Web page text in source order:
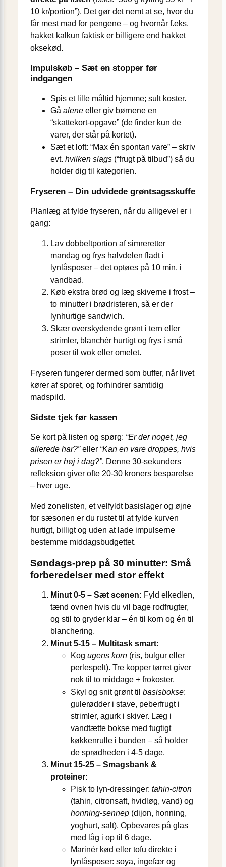
10 kr/portion”). Det gør det nemt at se, hvor du
får mest mad for pengene – og hvornår f.eks.
hakket kalkun faktisk er billigere end hakket
oksekød.
Impulskøb – Sæt en stopper før
indgangen
Spis et lille måltid hjemme; sult koster.
Gå alene eller giv børnene en
“skattekort-opgave” (de finder kun de
varer, der står på kortet).
Sæt et loft: “Max én spontan vare” – skriv
evt. hvilken slags (“frugt på tilbud”) så du
holder dig til kategorien.
Fryseren – Din udvidede grøntsagsskuffe
Planlæg at fylde fryseren, når du alligevel er i
gang:
Lav dobbeltportion af simreretter
mandag og frys halvdelen fladt i
lynlåsposer – det optøes på 10 min. i
vandbad.
Køb ekstra brød og læg skiverne i frost –
to minutter i brødristeren, så er der
lynhurtige sandwich.
Skær overskydende grønt i tern eller
strimler, blanchér hurtigt og frys i små
poser til wok eller omelet.
Fryseren fungerer dermed som buffer, når livet
kører af sporet, og forhindrer samtidig
madspild.
Sidste tjek før kassen
Se kort på listen og spørg: “Er der noget, jeg
allerede har?”eller “Kan en vare droppes, hvis
prisen er høj i dag?”. Denne 30-sekunders
refleksion giver ofte 20-30 kroners besparelse
– hver uge.
Med zonelisten, et velfyldt basislager og øjne
for sæsonen er du rustet til at fylde kurven
hurtigt, billigt og uden at lade impulserne
bestemme middagsbudgettet.
Søndags-prep på 30 minutter: Små
forberedelser med stor effekt
Minut 0-5 – Sæt scenen: Fyld elkedlen,
tænd ovnen hvis du vil bage rodfrugter,
og stil to gryder klar – én til korn og én til
blanchering.
Minut 5-15 – Multitask smart:
Kog ugens korn (ris, bulgur eller
perlespelt). Tre kopper tørret giver
nok til to middage + frokoster.
Skyl og snit grønt til basisbokse:
gulerødder i stave, peberfrugt i
strimler, agurk i skiver. Læg i
vandtætte bokse med fugtigt
køkkenrulle i bunden – så holder
de sprødheden i 4-5 dage.
Minut 15-25 – Smagsbank &
proteiner:
Pisk to lyn-dressinger: tahin-citron
(tahin, citronsaft, hvidløg, vand) og
honning-sennep (dijon, honning,
yoghurt, salt). Opbevares på glas
med låg i op til 6 dage.
Marinér kød eller tofu direkte i
lynlåsposer: soya, ingefær og